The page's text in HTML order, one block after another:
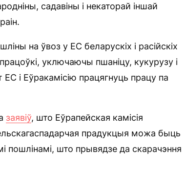
садавіны і некаторай іншай
на ўвоз у ЕС беларускіх і расійскіх
уключаючы пшаніцу, кукурузу і
і Еўракамісію працягнуць працу па
заявіў, што Еўрапейская камісія
прадукцыя можа быць
пошлінамі, што прывядзе да скарачэння